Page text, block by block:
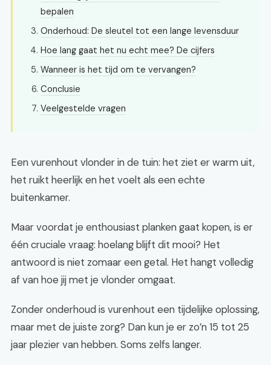
bepalen
Onderhoud: De sleutel tot een lange levensduur
Hoe lang gaat het nu echt mee? De cijfers
Wanneer is het tijd om te vervangen?
Conclusie
Veelgestelde vragen
Een vurenhout vlonder in de tuin: het ziet er warm uit,
het ruikt heerlijk en het voelt als een echte
buitenkamer.
Maar voordat je enthousiast planken gaat kopen, is er
één cruciale vraag: hoelang blijft dit mooi? Het
antwoord is niet zomaar een getal. Het hangt volledig
af van hoe jij met je vlonder omgaat.
Zonder onderhoud is vurenhout een tijdelijke oplossing,
maar met de juiste zorg? Dan kun je er zo’n 15 tot 25
jaar plezier van hebben. Soms zelfs langer.